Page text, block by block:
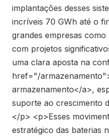
implantações desses
incríveis 70 GWh até o
grandes empresas como
com projetos
uma clara aposta na
href="/
armazenamento</a>,
suporte ao crescimento
</p> <p>Esses
estratégico das baterias